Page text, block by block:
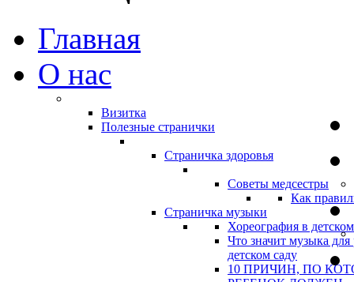
Главная
О нас
Визитка
Полезные странички
Страничка здоровья
Советы медсестры
Как
Страничка музыки
Хореография в
Что значит музыка для
детском саду
10 ПРИЧИН, ПО